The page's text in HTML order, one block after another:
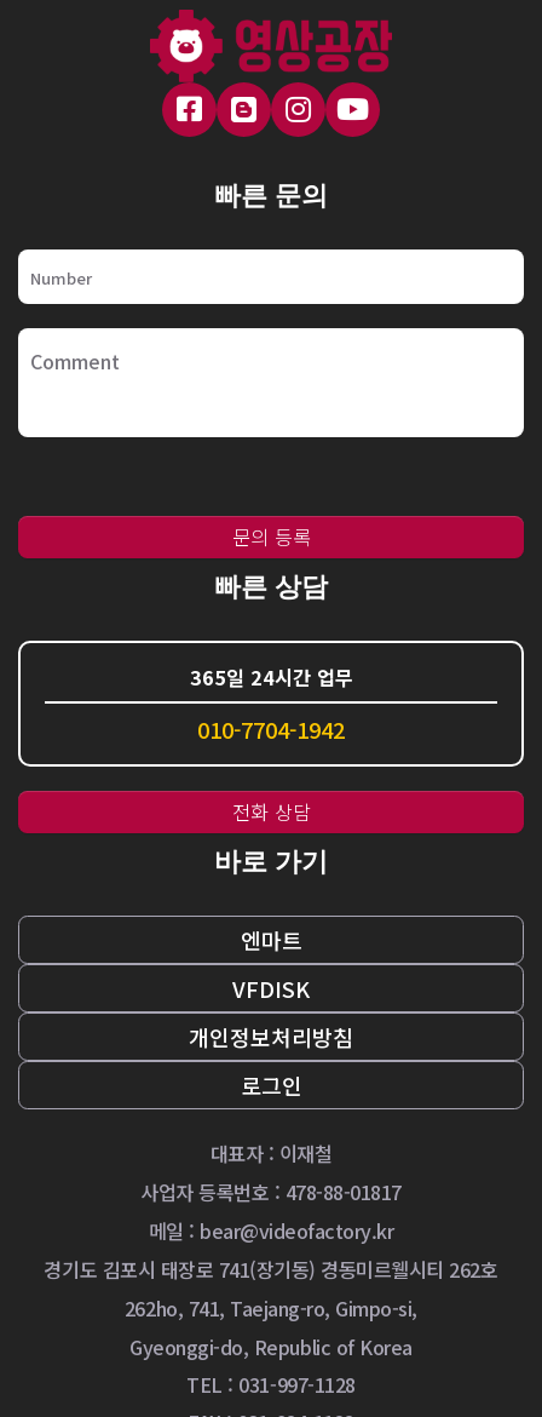
대표자 : 이재철
사업자 등록번호 : 478-88-01817
메일 : bear@videofactory.kr
경기도 김포시 태장로 741(장기동) 경동미르웰시티 262호
262ho, 741, Taejang-ro, Gimpo-si,
Gyeonggi-do, Republic of Korea
TEL : 031-997-1128
빠른 문의
문의 등록
빠른 상담
365일 24시간 업무
010-7704-1942
전화 상담
바로 가기
엔마트
VFDISK
개인정보처리방침
로그인